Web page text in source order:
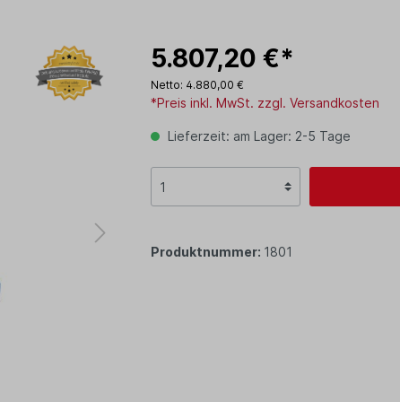
5.807,20 €*
Netto: 4.880,00 €
*Preis inkl. MwSt. zzgl. Versandkosten
Lieferzeit: am Lager: 2-5 Tage
Produktnummer: 1801